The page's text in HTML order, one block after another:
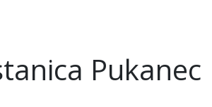
Pukanec